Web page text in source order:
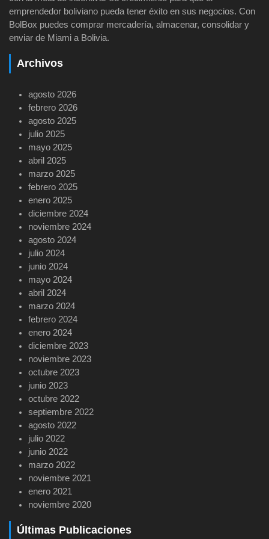
emprendedor boliviano pueda tener éxito en sus negocios. Con
BolBox puedes comprar mercadería, almacenar, consolidar y
enviar de Miami a Bolivia.
Archivos
agosto 2026
febrero 2026
agosto 2025
julio 2025
mayo 2025
abril 2025
marzo 2025
febrero 2025
enero 2025
diciembre 2024
noviembre 2024
agosto 2024
julio 2024
junio 2024
mayo 2024
abril 2024
marzo 2024
febrero 2024
enero 2024
diciembre 2023
noviembre 2023
octubre 2023
junio 2023
octubre 2022
septiembre 2022
agosto 2022
julio 2022
junio 2022
marzo 2022
noviembre 2021
enero 2021
noviembre 2020
Últimas Publicaciones